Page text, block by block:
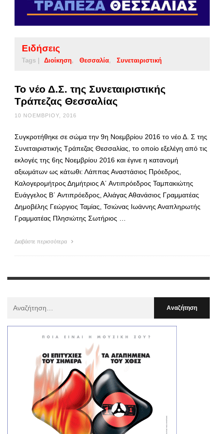
Ειδήσεις
Tags | Διοίκηση Θεσσαλία Συνεταιριστική
Το νέο Δ.Σ. της Συνεταιριστικής
Τράπεζας Θεσσαλίας
10 ΝΟΕΜΒΡΊΟΥ, 2016
Συγκροτήθηκε σε σώμα την 9η Νοεμβρίου 2016 το νέο Δ. Σ της
Συνεταιριστικής Τράπεζας Θεσσαλίας, το οποίο εξελέγη από τις
εκλογές της 6ης Νοεμβρίου 2016 και έγινε η κατανομή
αξιωμάτων ως κάτωθι: Λάππας Αναστάσιος Πρόεδρος,
Καλογερομήτρος Δημήτριος Α΄ Αντιπρόεδρος Ταμπακιώτης
Ευάγγελος Β΄ Αντιπρόεδρος, Αλιάγας Αθανάσιος Γραμματέας
Δημοβέλης Γεώργιος Ταμίας, Τσιώνας Ιωάννης Αναπληρωτής
Γραμματέας Πλησιώτης Σωτήριος …
Διαβάστε περισσότερα
: